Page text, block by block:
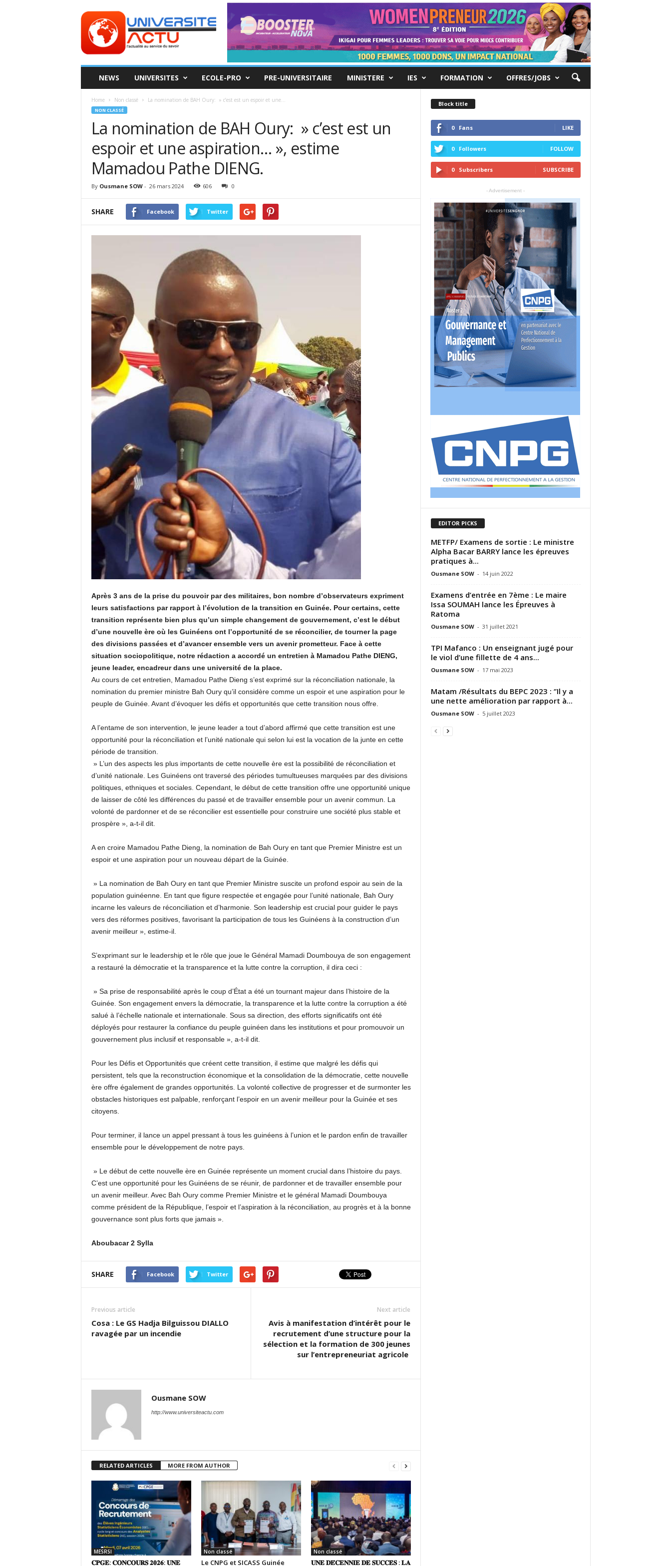
ACTU
NEWS UNIVERSITES ECOLE-PRO PRE-UNIVERSITAIRE MINISTERE IES FORMATION OFFRES/JOBS
Home Non classé La nomination de BAH Oury: » c’est est un espoir et une...
NON CLASSÉ
La nomination de BAH Oury: » c’est est un
espoir et une aspiration… », estime
Mamadou Pathe DIENG.
By Ousmane SOW- 26 mars 2024 606 0
SHARE Facebook Twitter
Après 3 ans de la prise du pouvoir par des militaires, bon nombre d’observateurs expriment
leurs satisfactions par rapport à l’évolution de la transition en Guinée. Pour certains, cette
transition représente bien plus qu’un simple changement de gouvernement, c’est le début
d’une nouvelle ère où les Guinéens ont l’opportunité de se réconcilier, de tourner la page
des divisions passées et d’avancer ensemble vers un avenir prometteur. Face à cette
situation sociopolitique, notre rédaction a accordé un entretien à Mamadou Pathe DIENG,
jeune leader, encadreur dans une université de la place.
Au cours de cet entretien, Mamadou Pathe Dieng s’est exprimé sur la réconciliation nationale, la
nomination du premier ministre Bah Oury qu’il considère comme un espoir et une aspiration pour le
peuple de Guinée. Avant d’évoquer les défis et opportunités que cette transition nous offre.
A l’entame de son intervention, le jeune leader a tout d’abord affirmé que cette transition est une
opportunité pour la réconciliation et l’unité nationale qui selon lui est la vocation de la junte en cette
période de transition.
» L’un des aspects les plus importants de cette nouvelle ère est la possibilité de réconciliation et
d’unité nationale. Les Guinéens ont traversé des périodes tumultueuses marquées par des divisions
politiques, ethniques et sociales. Cependant, le début de cette transition offre une opportunité unique
de laisser de côté les différences du passé et de travailler ensemble pour un avenir commun. La
volonté de pardonner et de se réconcilier est essentielle pour construire une société plus stable et
prospère », a-t-il dit.
A en croire Mamadou Pathe Dieng, la nomination de Bah Oury en tant que Premier Ministre est un
espoir et une aspiration pour un nouveau départ de la Guinée.
» La nomination de Bah Oury en tant que Premier Ministre suscite un profond espoir au sein de la
population guinéenne. En tant que figure respectée et engagée pour l’unité nationale, Bah Oury
incarne les valeurs de réconciliation et d’harmonie. Son leadership est crucial pour guider le pays
vers des réformes positives, favorisant la participation de tous les Guinéens à la construction d’un
avenir meilleur », estime-il.
S’exprimant sur le leadership et le rôle que joue le Général Mamadi Doumbouya de son engagement
a restauré la démocratie et la transparence et la lutte contre la corruption, il dira ceci :
» Sa prise de responsabilité après le coup d’État a été un tournant majeur dans l’histoire de la
Guinée. Son engagement envers la démocratie, la transparence et la lutte contre la corruption a été
salué à l’échelle nationale et internationale. Sous sa direction, des efforts significatifs ont été
déployés pour restaurer la confiance du peuple guinéen dans les institutions et pour promouvoir un
gouvernement plus inclusif et responsable », a-t-il dit.
Pour les Défis et Opportunités que créent cette transition, il estime que malgré les défis qui
persistent, tels que la reconstruction économique et la consolidation de la démocratie, cette nouvelle
ère offre également de grandes opportunités. La volonté collective de progresser et de surmonter les
obstacles historiques est palpable, renforçant l’espoir en un avenir meilleur pour la Guinée et ses
citoyens.
Pour terminer, il lance un appel pressant à tous les guinéens à l’union et le pardon enfin de travailler
ensemble pour le développement de notre pays.
» Le début de cette nouvelle ère en Guinée représente un moment crucial dans l’histoire du pays.
C’est une opportunité pour les Guinéens de se réunir, de pardonner et de travailler ensemble pour
un avenir meilleur. Avec Bah Oury comme Premier Ministre et le général Mamadi Doumbouya
comme président de la République, l’espoir et l’aspiration à la réconciliation, au progrès et à la bonne
gouvernance sont plus forts que jamais ».
Aboubacar 2 Sylla
SHARE Facebook Twitter
Previous article
Cosa : Le GS Hadja Bilguissou DIALLO
ravagée par un incendie
Next article
Avis à manifestation d’intérêt pour le
recrutement d’une structure pour la
sélection et la formation de 300 jeunes
sur l’entrepreneuriat agricole
Ousmane SOW
http://www.universiteactu.com
RELATED ARTICLES MORE FROM AUTHOR
MESRSI
𝐂𝐏𝐆𝐄: 𝐂𝐎𝐍𝐂𝐎𝐔𝐑𝐒 𝟐𝟎𝟐𝟔: 𝐔𝐍𝐄
Non classé
Le CNPG et SICASS Guinée
Non classé
𝐔𝐍𝐄 𝐃𝐄́𝐂𝐄𝐍𝐍𝐈𝐄 𝐃𝐄 𝐒𝐔𝐂𝐂𝐄̀𝐒 : 𝐋𝐀
Block title
0 Fans LIKE
0 Followers FOLLOW
0 Subscribers SUBSCRIBE
- Advertisement -
EDITOR PICKS
METFP/ Examens de sortie : Le ministre
Alpha Bacar BARRY lance les épreuves
pratiques à...
Ousmane SOW - 14 juin 2022
Examens d’entrée en 7ème : Le maire
Issa SOUMAH lance les Épreuves à
Ratoma
Ousmane SOW - 31 juillet 2021
TPI Mafanco : Un enseignant jugé pour
le viol d’une fillette de 4 ans...
Ousmane SOW - 17 mai 2023
Matam /Résultats du BEPC 2023 : ‘’Il y a
une nette amélioration par rapport à...
Ousmane SOW - 5 juillet 2023